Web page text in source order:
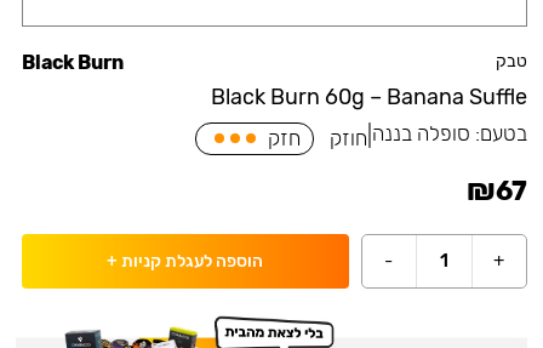
טבק
Black Burn 60g – Banana Suffle
Black Burn
בטעם: סופלה בננה חוזק חזק
₪67
+
1
- הוספה לעגלת קניות +